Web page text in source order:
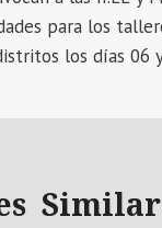
para los
los días 06